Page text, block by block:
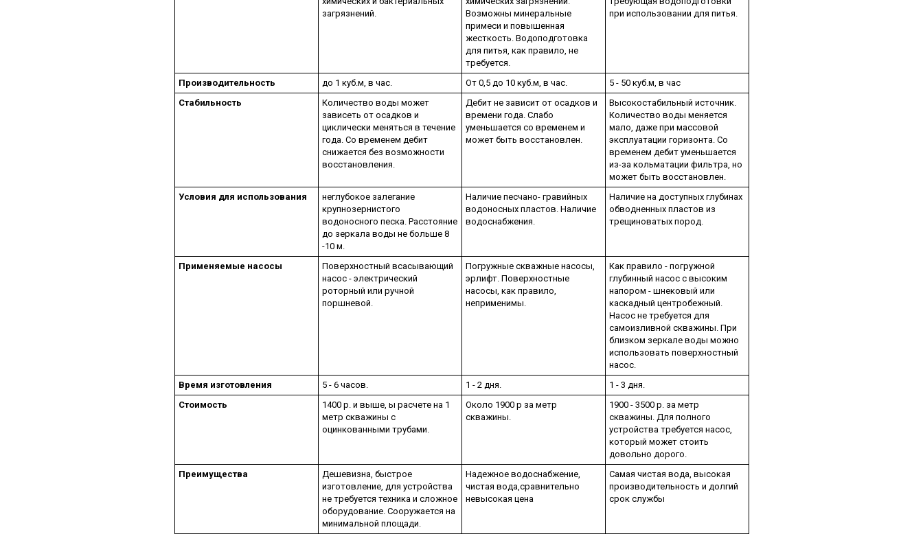
загрязнений.
Возможны минеральные
примеси и повышенная
жесткость. Водоподготовка
для питья, как правило, не
требуется.
при использовании для питья.
Производительность до 1 куб.м, в час. От 0,5 до 10 куб.м, в час.
5 - 50 куб.м, в час
Стабильность
Количество воды может
зависеть от осадков и
циклически меняться в течение
года. Со временем дебит
снижается без возможности
восстановления.
Дебит не зависит от осадков и
времени года. Слабо
уменьшается со временем и
может быть восстановлен.
Высокостабильный источник.
Количество воды меняется
мало, даже при массовой
эксплуатации горизонта. Со
временем дебит уменьшается
из-за кольматации фильтра, но
может быть восстановлен.
Условия для использования
неглубокое залегание
крупнозернистого
водоносного песка. Расстояние
до зеркала воды не больше 8
-10 м.
Наличие песчано- гравийных
водоносных пластов. Наличие
водоснабжения.
Наличие на доступных глубинах
обводненных пластов из
трещиноватых пород.
Применяемые насосы
Поверхностный всасывающий
насос - электрический
роторный или ручной
поршневой.
Погружные скважные насосы,
эрлифт. Поверхностные
насосы, как правило,
неприменимы.
Как правило - погружной
глубинный насос с высоким
напором - шнековый или
каскадный центробежный.
Насос не требуется для
самоизливной скважины. При
близком зеркале воды можно
использовать поверхностный
насос.
Время изготовления
5 - 6 часов. 1 - 2 дня.
1 - 3 дня.
Стоимость
1400 р. и выше, ы расчете на 1
метр скважины с
оцинкованными трубами.
Около 1900 р за метр
скважины.
1900 - 3500 р. за метр
скважины. Для полного
устройства требуется насос,
который может стоить
довольно дорого.
Преимущества
Дешевизна, быстрое
изготовление, для устройства
не требуется техника и сложное
оборудование. Сооружается на
минимальной площади.
Надежное водоснабжение,
чистая вода,сравнительно
невысокая цена
Самая чистая вода, высокая
производительность и долгий
срок службы